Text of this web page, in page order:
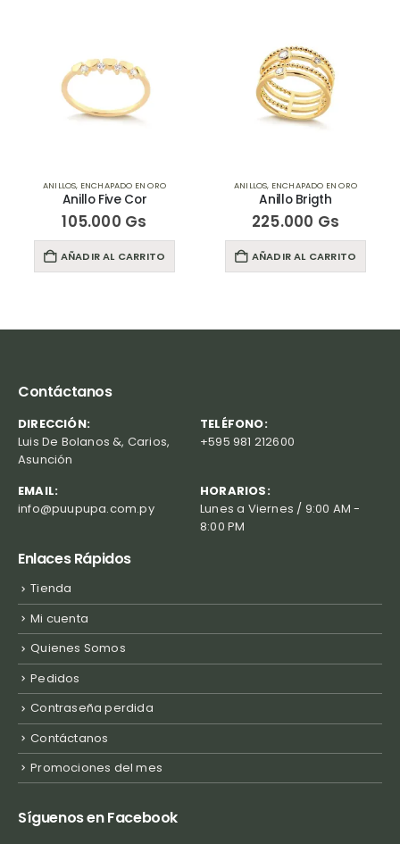
ANILLOS, ENCHAPADO EN ORO
Anillo Five Cor
105.000 Gs
AÑADIR AL CARRITO
ANILLOS, ENCHAPADO EN ORO
Anillo Brigth
225.000 Gs
AÑADIR AL CARRITO
Contáctanos
DIRECCIÓN:
Luis De Bolanos &, Carios,
Asunción
TELÉFONO:
+595 981 212600
EMAIL:
info@puupupa.com.py
HORARIOS:
Lunes a Viernes / 9:00 AM -
8:00 PM
Enlaces Rápidos
Tienda
Mi cuenta
Quienes Somos
Pedidos
Contraseña perdida
Contáctanos
Promociones del mes
Síguenos en Facebook